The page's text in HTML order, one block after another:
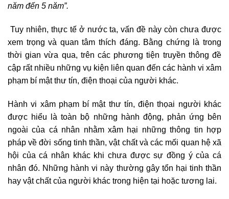
năm đến 5 năm”.
Tuy nhiên, thực tế ở nước ta, vấn đề này còn chưa được
xem trọng và quan tâm thích đáng. Bằng chứng là trong
thời gian vừa qua, trên các phương tiện truyền thông đề
cập rất nhiều những vụ kiện liên quan đến các hành vi xâm
phạm bí mật thư tín, điện thoại của người khác.
Hành vi xâm phạm bí mật thư tín, điện thọai người khác
được hiểu là toàn bộ những hành động, phản ứng bên
ngoài của cá nhân nhằm xâm hại những thông tin hợp
pháp về đời sống tinh thần, vật chất và các mối quan hệ xã
hội của cá nhân khác khi chưa được sự đồng ý của cá
nhân đó. Những hành vi này thường gây tổn hại tinh thần
hay vật chất của người khác trong hiện tại hoặc tương lai.